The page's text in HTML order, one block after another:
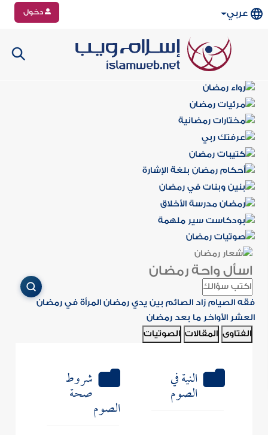
عربي دخول
اسأل واحة رمضان
فقه الصيام زاد الصائم بين يدي رمضان المرأة في رمضان
العشر الأواخر ما بعد رمضان
الفتاوى المقالات الصوتيات
النية في
الصوم
شروط
صحة
الصوم